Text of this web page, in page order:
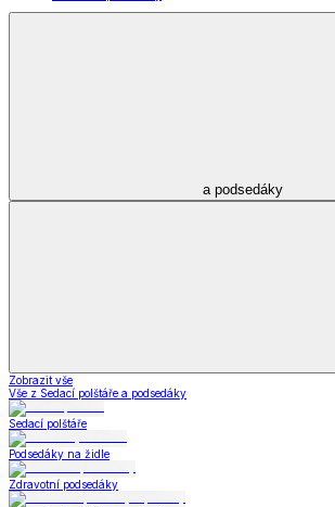
a podsedáky
Zobrazit vše
Vše z Sedací polštáře a podsedáky
Sedací polštáře
Podsedáky na židle
Zdravotní podsedáky